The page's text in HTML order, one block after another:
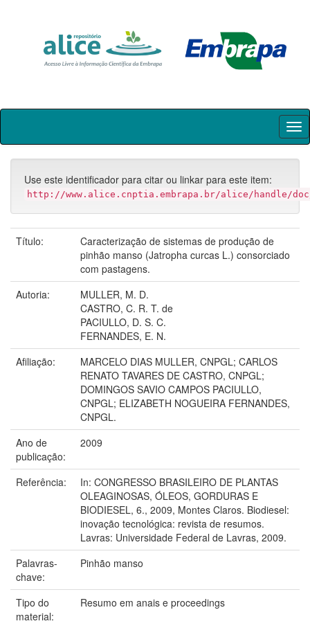
Skip
Use este identificador para citar ou linkar para este item:
http://www.alice.cnptia.embrapa.br/alice/handle/
Título:
Caracterização de sistemas de produção de
pinhão manso (Jatropha curcas L.) consorciado
com pastagens.
Autoria:
MULLER, M. D.
CASTRO, C. R. T. de
PACIULLO, D. S. C.
FERNANDES, E. N.
Afiliação:
MARCELO DIAS MULLER, CNPGL; CARLOS
RENATO TAVARES DE CASTRO, CNPGL;
DOMINGOS SAVIO CAMPOS PACIULLO,
CNPGL; ELIZABETH NOGUEIRA FERNANDES,
CNPGL.
Ano de
publicação:
2009
Referência:
In: CONGRESSO BRASILEIRO DE PLANTAS
OLEAGINOSAS, ÓLEOS, GORDURAS E
BIODIESEL, 6., 2009, Montes Claros. Biodiesel:
inovação tecnológica: revista de resumos.
Lavras: Universidade Federal de Lavras, 2009.
Palavras-
chave:
Pinhão manso
Tipo do
material:
Resumo em anais e proceedings